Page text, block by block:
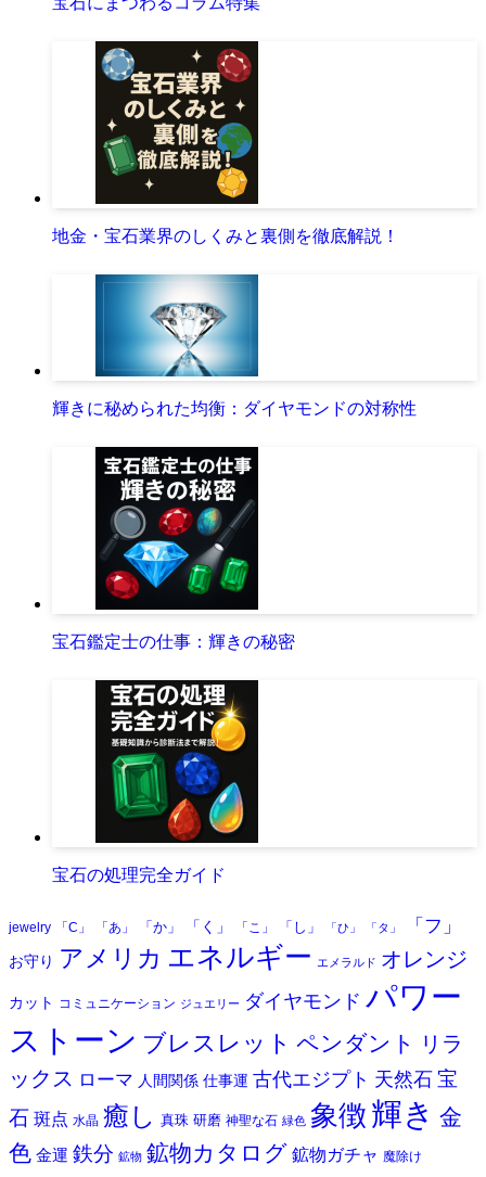
地金・宝石業界のしくみと裏側を徹底解説！
輝きに秘められた均衡：ダイヤモンドの対称性
宝石鑑定士の仕事：輝きの秘密
宝石の処理完全ガイド
jewelry 「C」 「あ」 「か」 「く」 「こ」 「し」 「ひ」 「タ」 「フ」
お守り アメリカ エネルギー エメラルド オレンジ
カット コミュニケーション ジュエリー ダイヤモンド パワー
ストーン ブレスレット ペンダント
リラ
ックス ローマ 人間関係 仕事運 古代エジプト 天然石 宝
石 斑点 水晶 癒し 真珠 研磨 神聖な石 緑色 象徴 輝き 金
色 金運 鉄分 鉱物 鉱物カタログ 鉱物ガチャ 魔除け